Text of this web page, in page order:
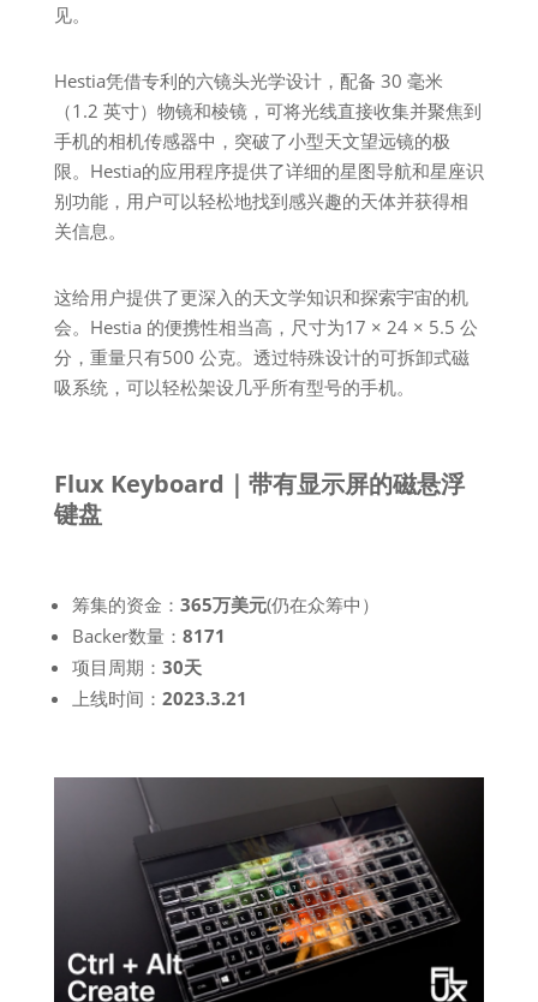
见。
Hestia凭借专利的六镜头光学设计，配备 30 毫米
（1.2 英寸）物镜和棱镜，可将光线直接收集并聚焦到
手机的相机传感器中，突破了小型天文望远镜的极
限。Hestia的应用程序提供了详细的星图导航和星座识
别功能，用户可以轻松地找到感兴趣的天体并获得相
关信息。
这给用户提供了更深入的天文学知识和探索宇宙的机
会。Hestia 的便携性相当高，尺寸为17 × 24 × 5.5 公
分，重量只有500 公克。透过特殊设计的可拆卸式磁
吸系统，可以轻松架设几乎所有型号的手机。
Flux Keyboard｜带有显示屏的磁悬浮
键盘
筹集的资金： 365万美元(仍在众筹中）
Backer数量： 8171
项目周期： 30天
上线时间： 2023.3.21